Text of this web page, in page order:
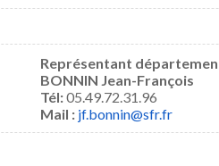
Représentant
BONNIN Jean-François
Tél:05.49.72.31.96
Mail : jf.bonnin@sfr.fr